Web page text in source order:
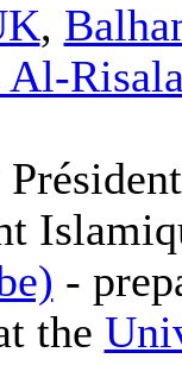
,
Al-
-
the